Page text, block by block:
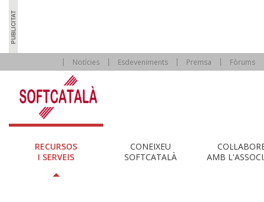
Notícies Esdeveniments Premsa Fòrums
RECURSOS
I SERVEIS
CONEIXEU
SOFTCATALÀ
AMB